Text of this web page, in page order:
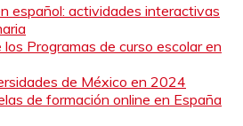
español: actividades interactivas
Programas de curso escolar en
de México en 2024
de formación online en España